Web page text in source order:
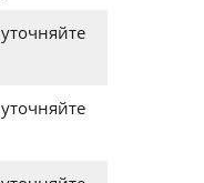
уточняйте
уточняйте